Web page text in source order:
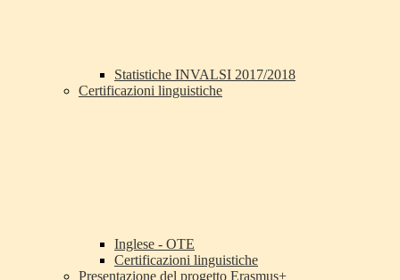
Statistiche INVALSI 2017/2018
Certificazioni linguistiche
Inglese - OTE
Certificazioni linguistiche
Presentazione del progetto Erasmus+